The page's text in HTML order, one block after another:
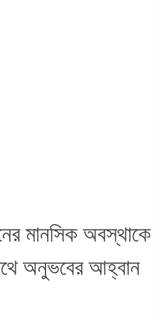
মানসিক অবস্থাকে
অনুভবের আহ্বান